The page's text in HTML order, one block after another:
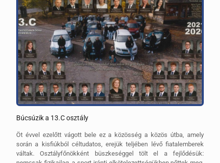
Búcsúzik a 13.C osztály
Öt évvel ezelőtt vágott bele ez a közösség a közös útba, amely
során a kisfiúkból céltudatos, erejük teljében lévő fiatalemberek
váltak. Osztályfőnökként büszkeséggel tölt el a fejlődésük: